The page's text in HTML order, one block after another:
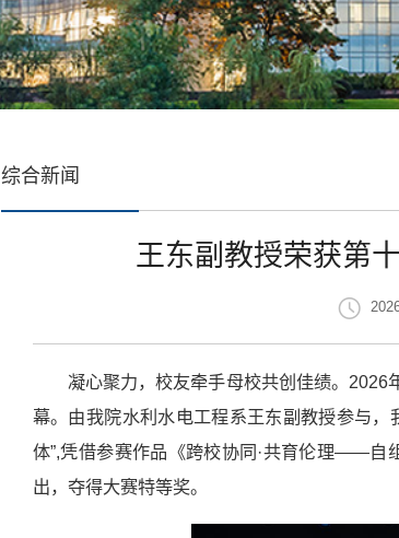
综合新闻
王东副教授荣获第
凝心聚力，校友牵手母校共创佳绩。2026
幕。由我院水利水电工程系王东副教授参与
体”,凭借参赛作品《跨校协同·共育伦理——自
出，夺得大赛特等奖。